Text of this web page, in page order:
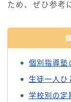
ため、ぜひ参考
個別指導塾
生徒一人ひ
学校別の定